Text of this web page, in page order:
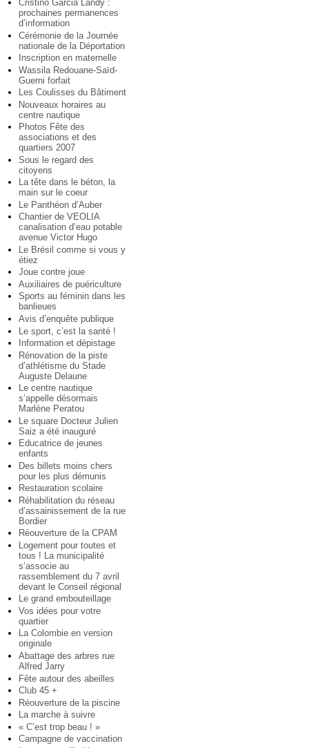
Cristino Garcia Landy :
prochaines permanences
d’information
Cérémonie de la Journée
nationale de la Déportation
Inscription en maternelle
Wassila Redouane-Saïd-
Guerni forfait
Les Coulisses du Bâtiment
Nouveaux horaires au
centre nautique
Photos Fête des
associations et des
quartiers 2007
Sous le regard des
citoyens
La tête dans le béton, la
main sur le coeur
Le Panthéon d’Auber
Chantier de VEOLIA
canalisation d’eau potable
avenue Victor Hugo
Le Brésil comme si vous y
étiez
Joue contre joue
Auxiliaires de puériculture
Sports au féminin dans les
banlieues
Avis d’enquête publique
Le sport, c’est la santé !
Information et dépistage
Rénovation de la piste
d’athlétisme du Stade
Auguste Delaune
Le centre nautique
s’appelle désormais
Marlène Peratou
Le square Docteur Julien
Saiz a été inauguré
Educatrice de jeunes
enfants
Des billets moins chers
pour les plus démunis
Restauration scolaire
Réhabilitation du réseau
d’assainissement de la rue
Bordier
Réouverture de la CPAM
Logement pour toutes et
tous ! La municipalité
s’associe au
rassemblement du 7 avril
devant le Conseil régional
Le grand embouteillage
Vos idées pour votre
quartier
La Colombie en version
originale
Abattage des arbres rue
Alfred Jarry
Fête autour des abeilles
Club 45 +
Réouverture de la piscine
La marche à suivre
« C’est trop beau ! »
Campagne de vaccination